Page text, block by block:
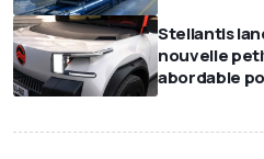
Stellantis
nouvelle
abordable